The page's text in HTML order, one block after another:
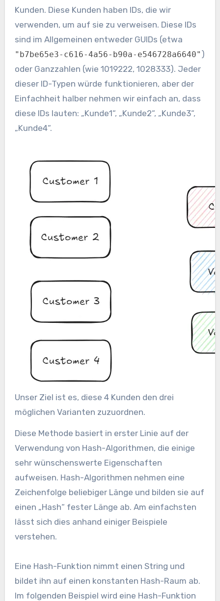
Kunden. Diese Kunden haben IDs, die wir
verwenden, um auf sie zu verweisen. Diese IDs
sind im Allgemeinen entweder GUIDs (etwa
"b7be65e3-c616-4a56-b90a-e546728a6640" )
oder Ganzzahlen (wie 1019222, 1028333). Jeder
dieser ID-Typen würde funktionieren, aber der
Einfachheit halber nehmen wir einfach an, dass
diese IDs lauten: „Kunde1“, „Kunde2“, „Kunde3“,
„Kunde4“.
Unser Ziel ist es, diese 4 Kunden den drei
möglichen Varianten zuzuordnen.
Diese Methode basiert in erster Linie auf der
Verwendung von Hash-Algorithmen, die einige
sehr wünschenswerte Eigenschaften
aufweisen. Hash-Algorithmen nehmen eine
Zeichenfolge beliebiger Länge und bilden sie auf
einen „Hash“ fester Länge ab. Am einfachsten
lässt sich dies anhand einiger Beispiele
verstehen.
Eine Hash-Funktion nimmt einen String und
bildet ihn auf einen konstanten Hash-Raum ab.
Im folgenden Beispiel wird eine Hash-Funktion